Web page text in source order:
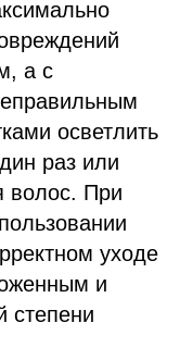
а с
осветлить
раз или
волос. При
уходе
и
степени